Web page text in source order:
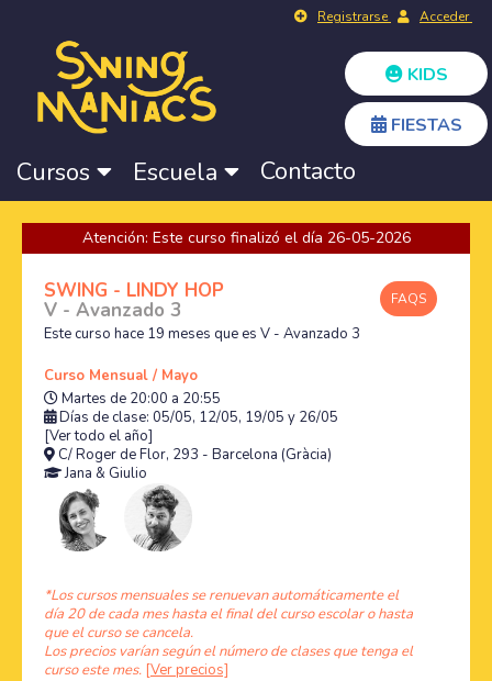
Registrarse Acceder
KIDS
FIESTAS
Cursos Escuela Contacto
Atención: Este curso finalizó el día 26-05-2026
FAQS
SWING - LINDY HOP
V - Avanzado 3
Este curso hace 19 meses que es V - Avanzado 3
Curso Mensual / Mayo
Martes de 20:00 a 20:55
Días de clase: 05/05, 12/05, 19/05 y 26/05
[Ver todo el año]
C/ Roger de Flor, 293 - Barcelona (Gràcia)
Jana & Giulio
*Los cursos mensuales se renuevan automáticamente el
día 20 de cada mes hasta el final del curso escolar o hasta
que el curso se cancela.
Los precios varían según el número de clases que tenga el
curso este mes. [Ver precios]